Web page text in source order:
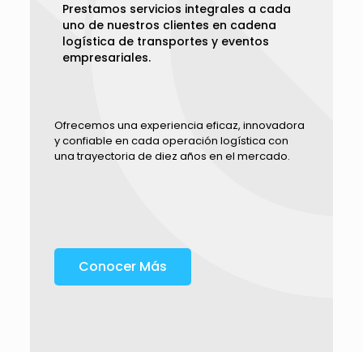
Prestamos servicios integrales a cada
uno de nuestros clientes en cadena
logística de transportes y eventos
empresariales.
Ofrecemos una experiencia eficaz, innovadora
y confiable en cada operación logística con
una trayectoria de diez años en el mercado.
Conocer Más